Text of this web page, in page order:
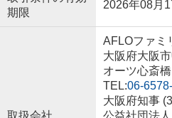
期限
2026年08月
取扱会社
AFLOファミ
大阪府大阪
オーツ心斎
TEL:06-
大阪府知事
公益社団法